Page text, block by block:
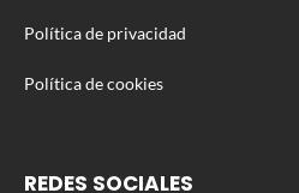
Política de privacidad
Política de cookies
REDES SOCIALES